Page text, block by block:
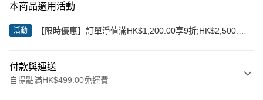
本商品適用活動
活動
【限時優惠】訂單淨值滿HK$1,200.00享9折;HK$2,500.00
付款與運送
自提點滿HK$499.00免運費